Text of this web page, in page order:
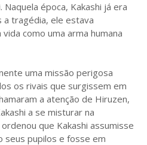
época, Kakashi já era
a tragédia, ele estava
como uma arma humana
uma missão perigosa
os rivais que surgissem em
a atenção de Hiruzen,
a se misturar na
que Kakashi assumisse
seus pupilos e fosse em